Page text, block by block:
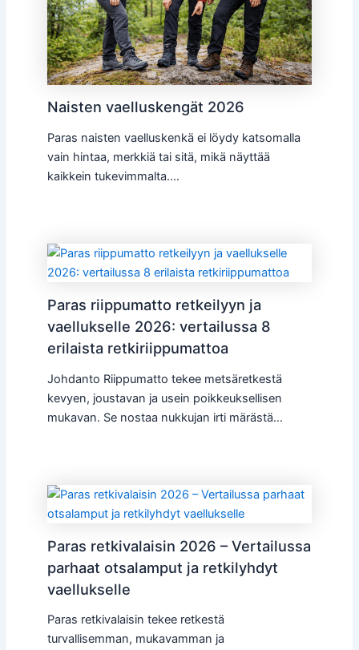
Naisten vaelluskengät 2026
Paras naisten vaelluskenkä ei löydy katsomalla
vain hintaa, merkkiä tai sitä, mikä näyttää
kaikkein tukevimmalta.…
Paras riippumatto retkeilyyn ja
vaellukselle 2026: vertailussa 8
erilaista retkiriippumattoa
Johdanto Riippumatto tekee metsäretkestä
kevyen, joustavan ja usein poikkeuksellisen
mukavan. Se nostaa nukkujan irti märästä…
Paras retkivalaisin 2026 – Vertailussa
parhaat otsalamput ja retkilyhdyt
vaellukselle
Paras retkivalaisin tekee retkestä
turvallisemman, mukavamman ja